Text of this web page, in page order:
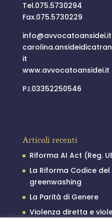
Tel.075.5730294
Fax.075.5730229
info@avvocatoansidei.it
it
www.avvocatoansidei.it
P.I.03352250546
Articoli recenti
Riforma AI Act (Reg.
La Riforma Codice
greenwashing
La Parità di Genere
Violenza diretta e